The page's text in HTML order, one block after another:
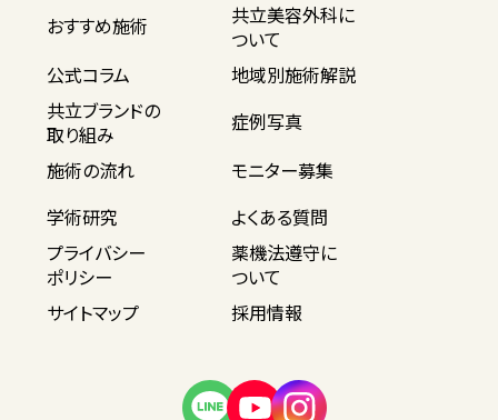
おすすめ施術
共立美容外科に
ついて
公式コラム
地域別施術解説
共立ブランドの
取り組み
症例写真
施術の流れ
モニター募集
学術研究
よくある質問
プライバシー
ポリシー
薬機法遵守に
ついて
サイトマップ
採用情報